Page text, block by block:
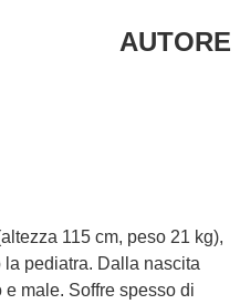
AUTORE
115 cm, peso 21 kg),
pediatra. Dalla nascita
male. Soffre spesso di